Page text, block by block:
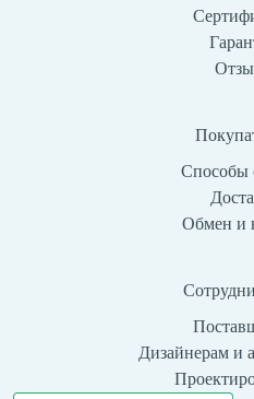
Способы
Обмен и
Дизайнерам и